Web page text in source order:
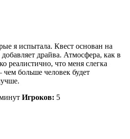
я испытала. Квест основан на
драйва. Атмосфера, как в
реалистично, что меня слегка
больше человек будет
Игроков: 5